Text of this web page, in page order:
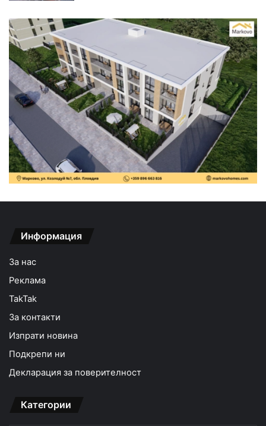
Информация
За нас
Реклама
TakTak
За контакти
Изпрати новина
Подкрепи ни
Декларация за поверителност
Категории